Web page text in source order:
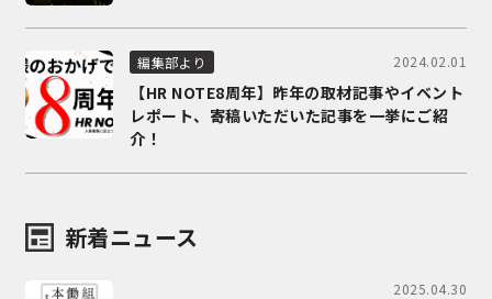
編集部より 2024.02.01
【HR NOTE8周年】昨年の取材記事やイベント
レポート、寄稿いただいた記事を一挙にご紹
介！
新着ニュース
2025.04.30